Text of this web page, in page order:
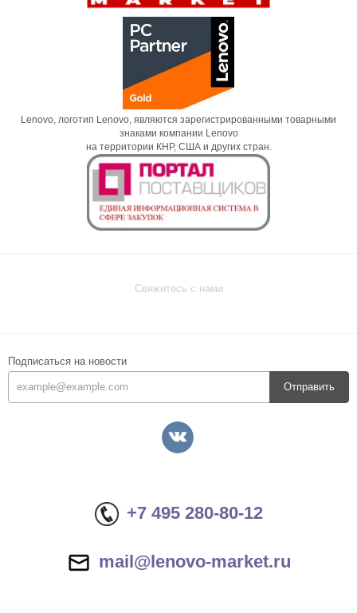
Lenovo, логотип Lenovo, являются зарегистрированными товарными
знаками компании Lenovo
на территории КНР, США и других стран.
Свяжитесь с нами
Подписаться на новости
Отправить
+7 495 280-80-12
mail@lenovo-market.ru